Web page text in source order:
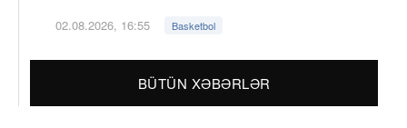
02.08.2026, 16:55 Basketbol
BÜTÜN XƏBƏRLƏR